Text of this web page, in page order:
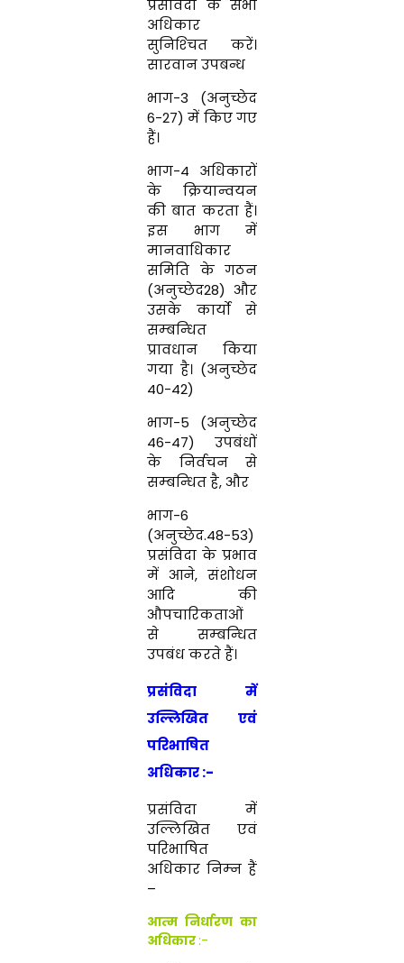
प्रसंविदा के सभी
अधिकार
सुनिश्‍चित करें।
सारवान उपबन्ध
भाग-3 (अनुच्छेद
6-27) में किए गए
हैं।
भाग-4 अधिकारों
के क्रियान्‍वयन
की बात करता हैं।
इस भाग में
मानवाधिकार
समिति के गठन
(अनुच्छेद28) और
उसके कार्यो से
सम्‍बन्‍धित
प्रावधान किया
गया है। (अनुच्छेद
40-42)
भाग-5 (अनुच्छेद
46-47) उपबंधों
के निर्वचन से
सम्‍बन्‍धित है,और
भाग-6
(अनुच्छेद.48-53)
प्रसंविदा के प्रभाव
में आने,संशोधन
आदि की
औपचारिकताओं
से सम्‍बन्‍धित
उपबंध करते हैं।
प्रसंविदा में
उल्लिखित एवं
परिभाषित
अधिकार :-
प्रसंविदा में
उल्लिखित एवं
परिभाषित
अधिकार निम्‍न हैं
–
आत्‍म निर्धारण का
अधिकार:-